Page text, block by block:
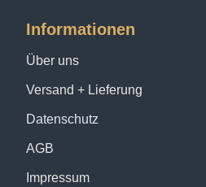
Informationen
Über uns
Versand + Lieferung
Datenschutz
AGB
Impressum